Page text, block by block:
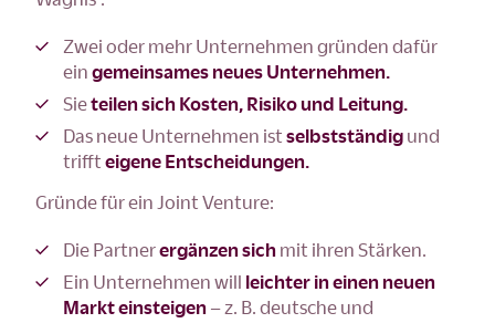
Zwei oder mehr Unternehmen gründen dafür
ein gemeinsames neues Unternehmen.
Sieteilen sich Kosten, Risiko und Leitung.
Das neue Unternehmen ist selbstständig und
trifft eigene Entscheidungen.
Gründe für ein Joint Venture:
Die Partnerergänzen sich mit ihren Stärken.
Ein Unternehmen will leichter in einen neuen
Markt einsteigen – z. B. deutsche und